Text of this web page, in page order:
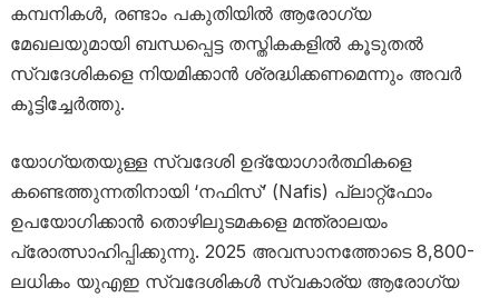
കമ്പനികൾ, രണ്ടാം പകുതിയിൽ ആരോഗ്യ
മേഖലയുമായി ബന്ധപ്പെട്ട തസ്തികകളിൽ കൂടുതൽ
സ്വദേശികളെ നിയമിക്കാൻ ശ്രദ്ധിക്കണമെന്നും അവർ
കൂട്ടിച്ചേർത്തു.
യോഗ്യതയുള്ള സ്വദേശി ഉദ്യോഗാർത്ഥികളെ
കണ്ടെത്തുന്നതിനായി ‘നഫിസ്’ (Nafis) പ്ലാറ്റ്‌ഫോം
ഉപയോഗിക്കാൻ തൊഴിലുടമകളെ മന്ത്രാലയം
പ്രോത്സാഹിപ്പിക്കുന്നു. 2025 അവസാനത്തോടെ 8,800-
ലധികം യുഎഇ സ്വദേശികൾ സ്വകാര്യ ആരോഗ്യ